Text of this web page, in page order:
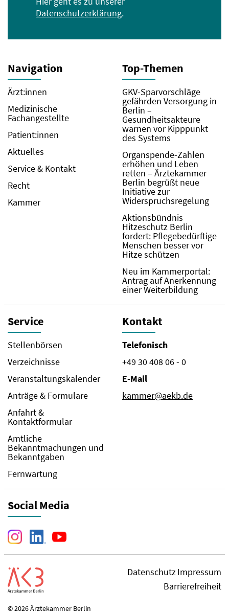
Datenschutzerklärung.
Navigation
Ärzt:innen
Medizinische
Fachangestellte
Patient:innen
Aktuelles
Service & Kontakt
Recht
Kammer
Top-Themen
GKV-Sparvorschläge
gefährden Versorgung in
Berlin –
Gesundheitsakteure
warnen vor Kipppunkt
des Systems
Organspende-Zahlen
erhöhen und Leben
retten – Ärztekammer
Berlin begrüßt neue
Initiative zur
Widerspruchsregelung
Aktionsbündnis
Hitzeschutz Berlin
fordert: Pflegebedürftige
Menschen besser vor
Hitze schützen
Neu im Kammerportal:
Antrag auf Anerkennung
einer Weiterbildung
Service
Stellenbörsen
Verzeichnisse
Veranstaltungskalender
Anträge & Formulare
Anfahrt &
Kontaktformular
Amtliche
Bekanntmachungen und
Bekanntgaben
Fernwartung
Kontakt
Telefonisch
+49 30 408 06 - 0
E-Mail
kammer@aekb.de
Social Media
DatenschutzImpressum
Barrierefreiheit
© 2026 Ärztekammer Berlin